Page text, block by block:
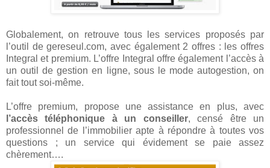
Globalement, on retrouve tous les services proposés par
l’outil de gereseul.com, avec également 2 offres : les offres
Integral et premium. L’offre Integral offre également l’accès à
un outil de gestion en ligne, sous le mode autogestion, on
fait tout soi-même.
L’offre premium, propose une assistance en plus, avec
l’accès téléphonique à un conseiller, censé être un
professionnel de l’immobilier apte à répondre à toutes vos
questions ; un service qui évidement se paie assez
chèrement….